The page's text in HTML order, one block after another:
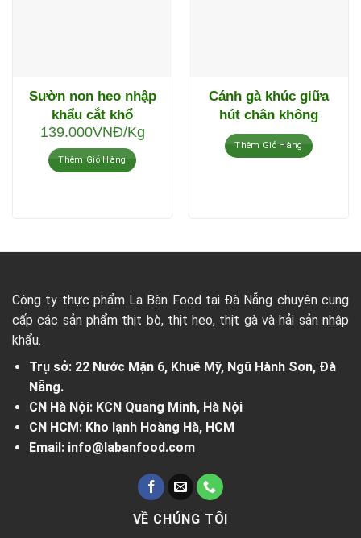
Sườn non heo nhập
khẩu cắt khổ
139.000VNĐ/Kg
Thêm Giỏ Hàng
Cánh gà khúc giữa
hút chân không
Thêm Giỏ Hàng
Công ty thực phẩm La Bàn Food tại Đà Nẵng chuyên cung
cấp các sản phẩm thịt bò, thịt heo, thịt gà và hải sản nhập
khẩu.
Trụ sở: 22 Nước Mặn 6, Khuê Mỹ, Ngũ Hành Sơn, Đà
Nẵng.
CN Hà Nội: KCN Quang Minh, Hà Nội
CN HCM: Kho lạnh Hoàng Hà, HCM
Email: info@labanfood.com
VỀ CHÚNG TÔI